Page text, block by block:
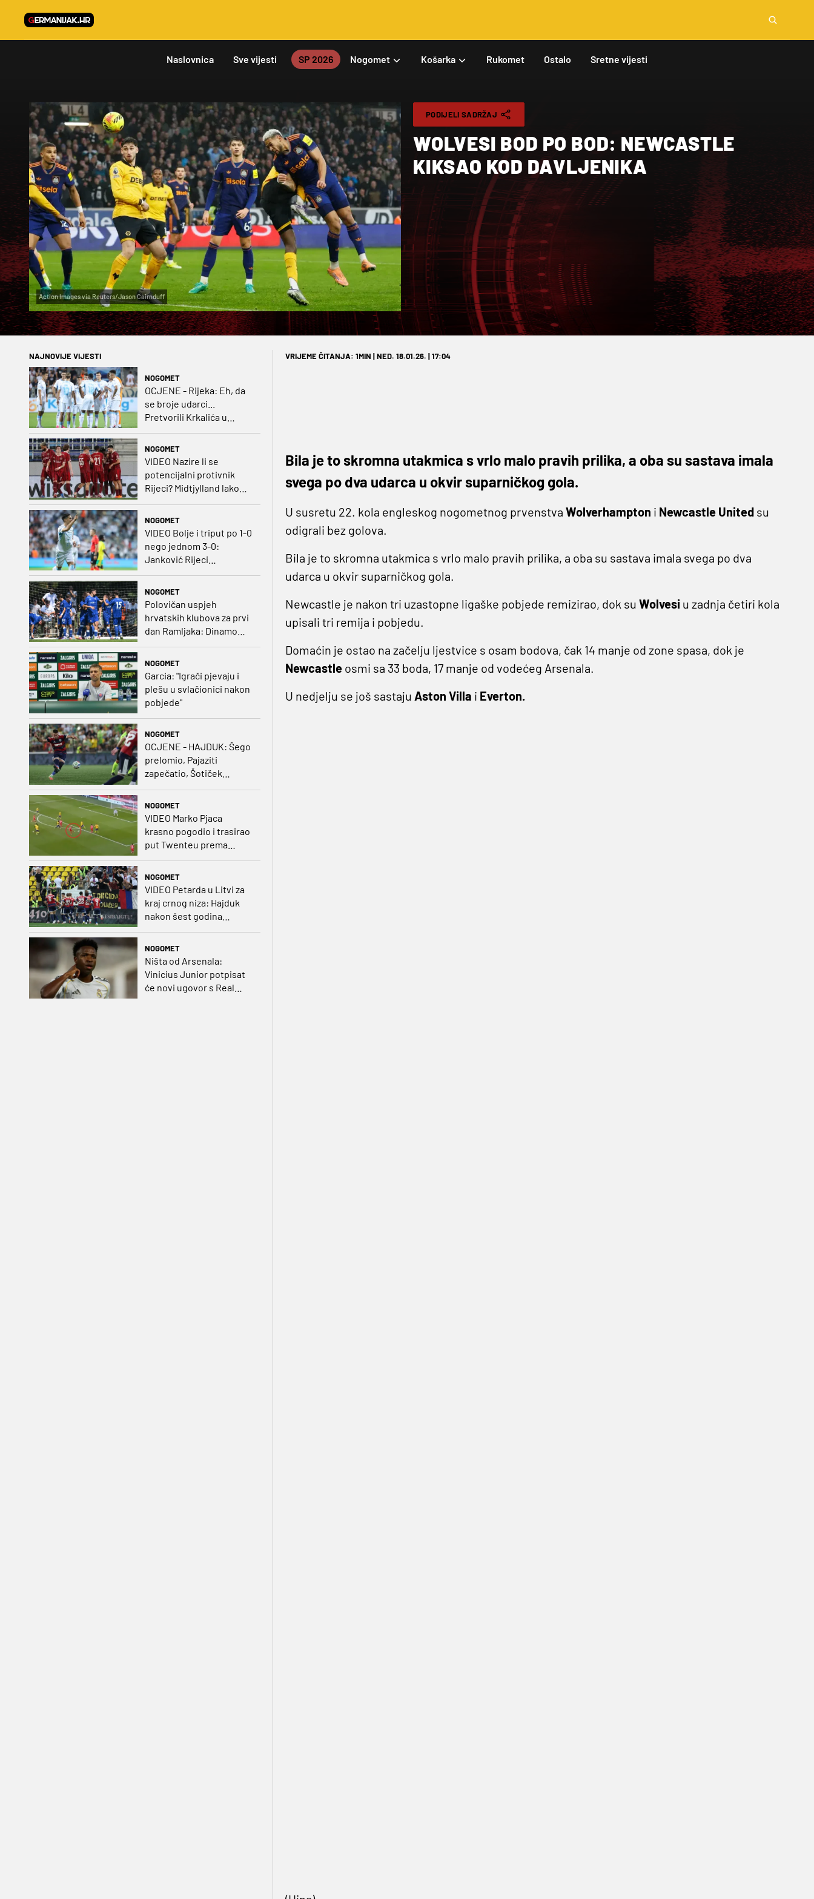
Naslovnica Sve vijesti SP 2026 Nogomet Košarka Rukomet Ostalo Sretne vijesti
Action Images via Reuters/Jason Cairnduff
PODIJELI SADRŽAJ
WOLVESI BOD PO BOD: NEWCASTLE
KIKSAO KOD DAVLJENIKA
NAJNOVIJE VIJESTI
NOGOMET
OCJENE - Rijeka: Eh, da
se broje udarci...
Pretvorili Krkalića u
NOGOMET
VIDEO Nazire li se
potencijalni protivnik
Rijeci? Midtjylland lako
NOGOMET
VIDEO Bolje i triput po 1-0
nego jednom 3-0:
Janković Rijeci
projektilom donio slavlje
protivnika
NOGOMET
Polovičan uspjeh
hrvatskih klubova za prvi
dan Ramljaka: Dinamo
poražen od Juventusa,
NOGOMET
Garcia: "Igrači pjevaju i
plešu u svlačionici nakon
pobjede"
NOGOMET
OCJENE - HAJDUK: Šego
prelomio, Pajaziti
zapečatio, Šotiček
NOGOMET
VIDEO Marko Pjaca
krasno pogodio i trasirao
put Twenteu prema
važnoj pobjedi
NOGOMET
VIDEO Petarda u Litvi za
kraj crnog niza: Hajduk
nakon šest godina
NOGOMET
Ništa od Arsenala:
Vinicius Junior potpisat
će novi ugovor s Real
VRIJEME ČITANJA: 1MIN | NED. 18.01.26. | 17:04
Bila je to skromna utakmica s vrlo malo pravih prilika, a oba su sastava imala
svega po dva udarca u okvir suparničkog gola.
U susretu 22. kola engleskog nogometnog prvenstva Wolverhampton i Newcastle Unitedsu
odigrali bez golova.
Bila je to skromna utakmica s vrlo malo pravih prilika, a oba su sastava imala svega po dva
udarca u okvir suparničkog gola.
Newcastle je nakon tri uzastopne ligaške pobjede remizirao, dok su Wolvesi u zadnja četiri kola
upisali tri remija i pobjedu.
Domaćin je ostao na začelju ljestvice s osam bodova, čak 14 manje od zone spasa, dok je
Newcastle osmi sa 33 boda, 17 manje od vodećeg Arsenala.
U nedjelju se još sastaju Aston Villa i Everton.